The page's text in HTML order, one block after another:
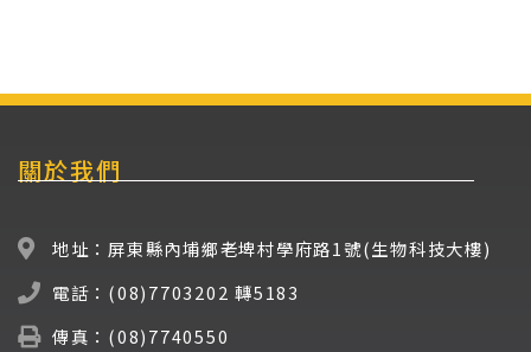
關於我們
地址：屏東縣內埔鄉老埤村學府路1號(生物科技大樓)
電話：(08)7703202 轉5183
傳真：(08)7740550